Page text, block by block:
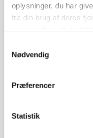
oplysninger, du har
fra din brug af deres
Nødvendig
Præferencer
Statistik